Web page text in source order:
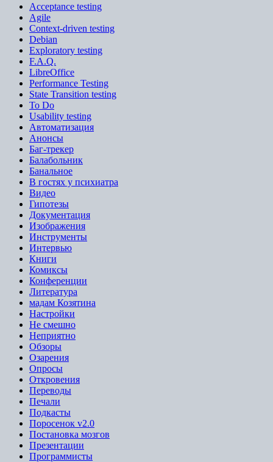
Acceptance testing
Agile
Context-driven testing
Debian
Exploratory testing
F.A.Q.
LibreOffice
Performance Testing
State Transition testing
To Do
Usability testing
Автоматизация
Анонсы
Баг-трекер
Балабольник
Банальное
В гостях у психиатра
Видео
Гипотезы
Документация
Изображения
Инструменты
Интервью
Книги
Комиксы
Конференции
Литература
мадам Козятина
Настройки
Не смешно
Неприятно
Обзоры
Озарения
Опросы
Откровения
Переводы
Печали
Подкасты
Поросенок v2.0
Постановка мозгов
Презентации
Программисты